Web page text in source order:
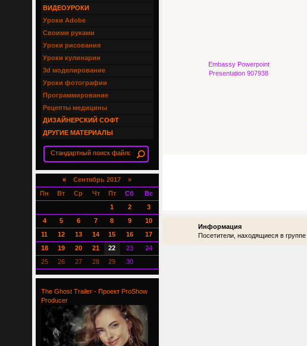
Embassy Powerpoint
Presentation 907938
Информация
Посетители, находящиеся в группе
ВИДЕОУРОКИ
Уроки Adobe
Своими руками
Уроки рисования
Уроки кулинарии
3d моделирование
Уроки фотографии
Программирование
Рецепты медицины
ДИЗАЙНЕРСКИЙ СОФТ
ДРУГИЕ МАТЕРИАЛЫ
« Сентябрь 2017 »
Пн
Вт Ср Чт Пт Сб
Вс
1
2
3
4
5 6 7 8 9
10
11
12 13 14 15 16
17
18
19 20 21 22 23
24
25
26 27 28 29 30
The Ghost Trailer - Проект ProShow
Producer